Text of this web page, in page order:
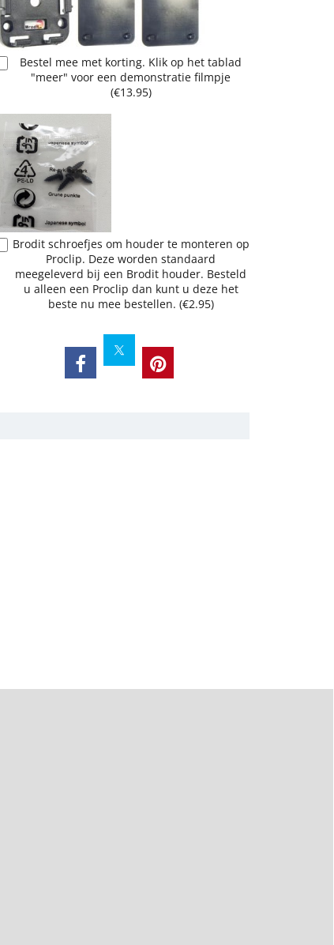
Bestel mee met korting. Klik op het tablad
"meer" voor een demonstratie filmpje
(€13.95)
Brodit schroefjes om houder te monteren op
Proclip. Deze worden standaard
meegeleverd bij een Brodit houder. Besteld
u alleen een Proclip dan kunt u deze het
beste nu mee bestellen. (€2.95)